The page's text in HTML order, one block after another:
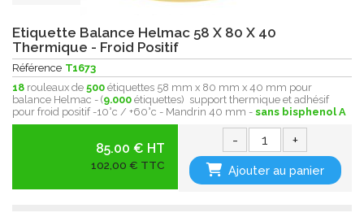
Etiquette Balance Helmac 58 X 80 X 40
Thermique - Froid Positif
Référence T1673
18 rouleaux de 500 étiquettes 58 mm x 80 mm x 40 mm pour
balance Helmac - (9.000 étiquettes) support thermique et adhésif
pour froid positif -10°c / +60°c - Mandrin 40 mm - sans bisphenol A
85.00 € HT
102,00 € TTC
- +
Ajouter au panier